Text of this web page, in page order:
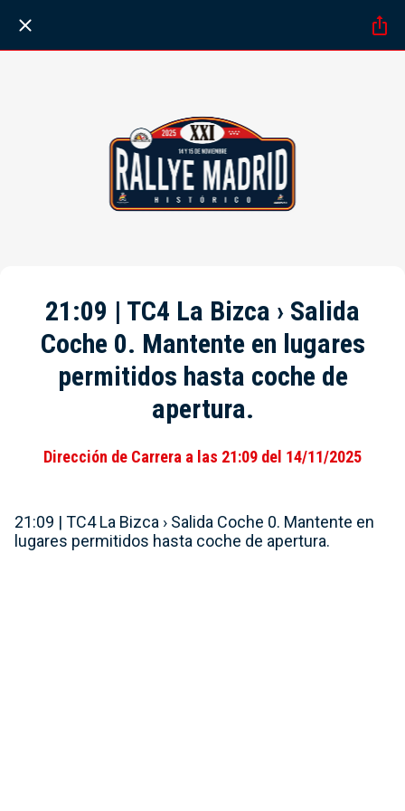
21:09 | TC4 La Bizca › Salida
Coche 0. Mantente en lugares
permitidos hasta coche de
apertura.
Dirección de Carrera a las 21:09 del 14/11/2025
21:09 | TC4 La Bizca › Salida Coche 0. Mantente en
lugares permitidos hasta coche de apertura.